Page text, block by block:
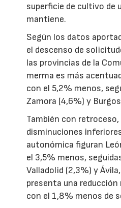
superficie de cultivo de
mantiene.
Según los datos
el descenso de
las provincias de la
merma es más
con el 5,2% menos,
Zamora (4,6%) y
También con retroceso,
disminuciones
autonómica figuran
el 3,5% menos,
Valladolid (2,3%) y
presenta una reducción
con el 1,8% menos de